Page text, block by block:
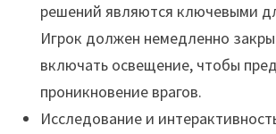
решений являются ключевыми
Игрок должен немедленно
включать освещение, чтобы
проникновение врагов.
Исследование и